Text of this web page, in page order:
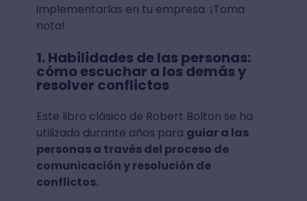
implementarlas en tu empresa. ¡Toma
nota!
1. Habilidades de las personas:
cómo escuchar a los demás y
resolver conflictos
Este libro clásico de Robert Bolton se ha
utilizado durante años para guiar a las
personas a través del proceso de
comunicación y resolución de
conflictos.